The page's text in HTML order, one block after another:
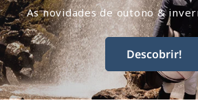
As novidades de outono &
Descobrir!